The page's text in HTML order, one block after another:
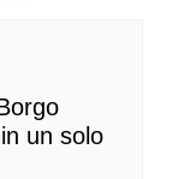
un solo